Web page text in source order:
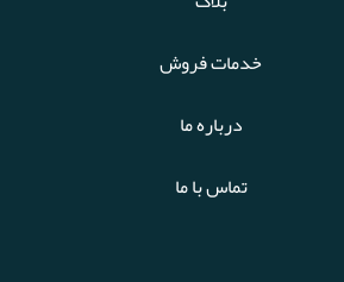
خدمات فروش
درباره ما
تماس با ما